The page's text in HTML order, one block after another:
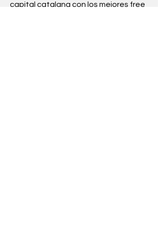
capital catalana con los mejores free